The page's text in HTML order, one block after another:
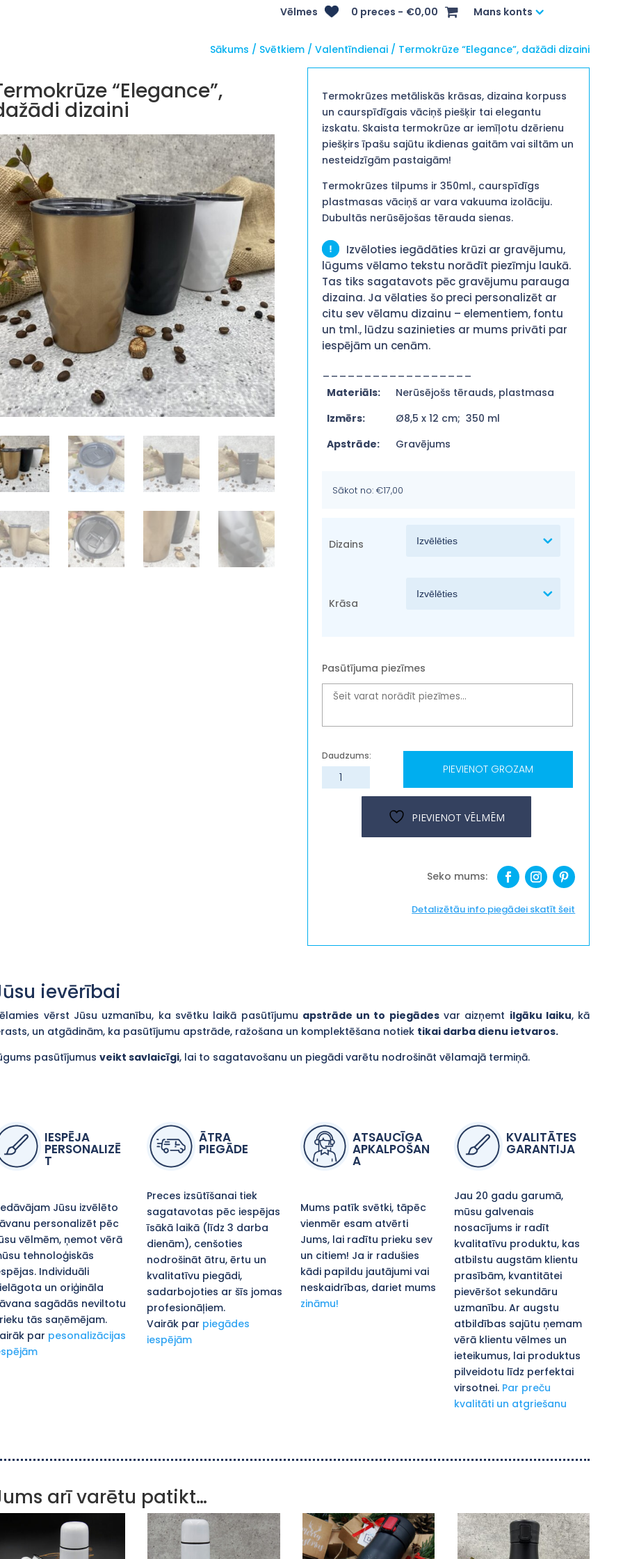
Vēlmes Mans konts
0 preces €0,00
Sākums / Svētkiem /Valentīndienai / Termokrūze “Elegance”, dažādi dizaini
“Elegance”,
dizaini
Termokrūzes metāliskās krāsas, dizaina korpuss
un caurspīdīgais vāciņš piešķir tai elegantu
izskatu. Skaista termokrūze ar iemīļotu dzērienu
piešķirs īpašu sajūtu ikdienas gaitām vai siltām un
nesteidzīgām pastaigām!
Termokrūzes tilpums ir 350ml., caurspīdīgs
plastmasas vāciņš ar vara vakuuma izolāciju.
Dubultās nerūsējošas tērauda sienas.
Izvēloties iegādāties krūzi ar gravējumu,
lūgums vēlamo tekstu norādīt piezīmju laukā.
Tas tiks sagatavots pēc gravējumu parauga
dizaina. Ja vēlaties šo preci personalizēt ar
citu sev vēlamu dizainu – elementiem, fontu
un tml., lūdzu sazinieties ar mums privāti par
iespējām un cenām.
Materiāls:
Nerūsējošs tērauds, plastmasa
Izmērs:
Ø8,5 x 12 cm; 350 ml
Apstrāde:
Gravējums
Sākot no:€17,00
Dizains
Krāsa
Pasūtījuma piezīmes
Termokrūze
"Elegance",
daudzums
PIEVIENOT GROZAM
PIEVIENOT VĒLMĒM
Detalizētāu info piegādei skatīt šeit
ievērībai
vērst Jūsu uzmanību, ka svētku laikā pasūtījumu apstrāde un to piegādesvar aizņemt ilgāku laiku, kā
un atgādinām, ka pasūtījumu apstrāde, ražošana un komplektēšana notiek tikai darba dienu ietvaros.
pasūtījumusveikt savlaicīgi, lai to sagatavošanu un piegādi varētu nodrošināt vēlamajā termiņā.
IESPĒJA
PERSONALIZĒ
T
Jūsu izvēlēto
personalizēt pēc
vēlmēm, ņemot vērā
tehnoloģiskās
Individuāli
un oriģināla
sagādās neviltotu
tās saņēmējam.
par pesonalizācijas
ĀTRA
PIEGĀDE
Preces izsūtīšanai tiek
sagatavotas pēc iespējas
īsākā laikā (līdz 3 darba
dienām), cenšoties
nodrošināt ātru, ērtu un
kvalitatīvu piegādi,
sadarbojoties ar šīs jomas
profesionāļiem.
Vairāk par piegādes
iespējām
ATSAUCĪGA
APKALPOŠAN
A
Mums patīk svētki, tāpēc
vienmēr esam atvērti
Jums, lai radītu prieku sev
un citiem! Ja ir radušies
kādi papildu jautājumi vai
neskaidrības, dariet mums
zināmu!
KVALITĀTES
GARANTIJA
Jau 20 gadu garumā,
mūsu galvenais
nosacījums ir radīt
kvalitatīvu produktu, kas
atbilstu augstām klientu
prasībām, kvantitātei
pievēršot sekundāru
uzmanību. Ar augstu
atbildības sajūtu ņemam
vērā klientu vēlmes un
ieteikumus, lai produktus
pilveidotu līdz perfektai
virsotnei. Par preču
kvalitāti un atgriešanu
arī varētu patikt…